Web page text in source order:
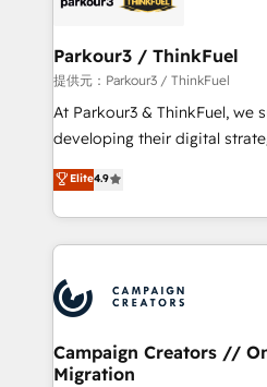
companies scale faster and smarter. 🔹
Demand generation for all your buyers
you invest in 100% of your
growth and positioning
transformation process A
implement HubSpot
record of business
approach has helped brands
Parkour3 / ThinkFuel
提供元：Parkour3 / ThinkFuel
At Parkour3 & ThinkFuel, we
developing their digital
technologies and automating
sales processes to generate
from Strategy to Operations.
onboarding and
extensive experience
and manufacturers since
empowering our clients and
autonomy. Get to grips with
Elite4.9
Campaign Creators //
Migration